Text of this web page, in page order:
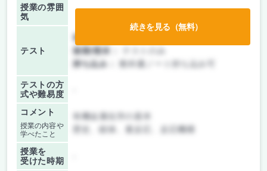
授業の雰囲
気
テスト
前期/中間：
後期/期末：
持ち込み：
教科書ノート持ち込み可
テストの方
式や難易度
コメント
授業の内容や
学べたこと
有機金属化学の基本
歴史、錯体、素反応、反応機構
授業を
受けた時期
続きを見る（無料）